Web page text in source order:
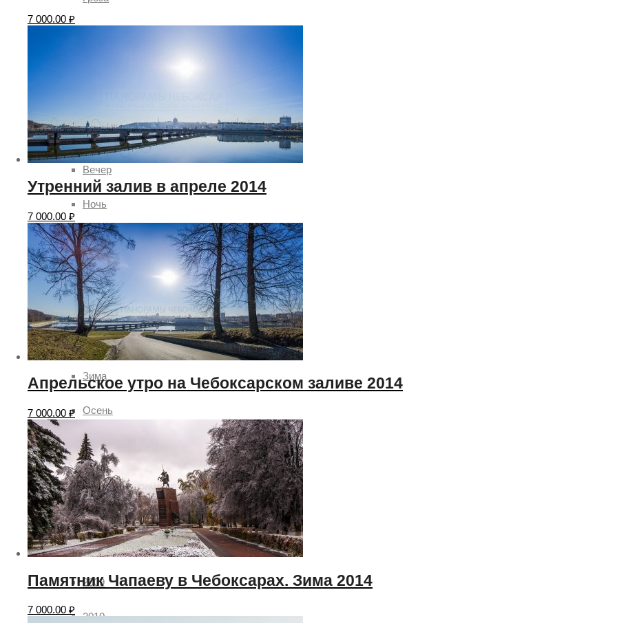
День
Вечер
Ночь
Утро
Рассвет
Времена года
Лето
Зима
Осень
Весна
Годы
2007
2008
2009
2010
7 000.00 ₽
Утренний залив в апреле 2014
7 000.00 ₽
Апрельское утро на Чебоксарском заливе 2014
7 000.00 ₽
Памятник Чапаеву в Чебоксарах. Зима 2014
7 000.00 ₽